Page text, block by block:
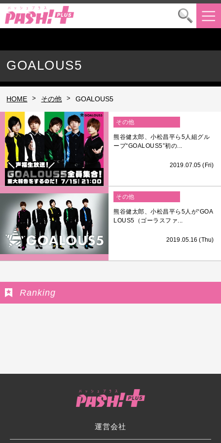
GOALOUS5
HOME > その他 > GOALOUS5
その他
熊谷健太郎、小松昌平ら5人組グル
ープ“GOALOUS5”初の...
2019.07.05 (Fri)
その他
熊谷健太郎、小松昌平ら5人が“GOA
LOUS5（ゴーラスファ...
2019.05.16 (Thu)
Ranking
運営会社